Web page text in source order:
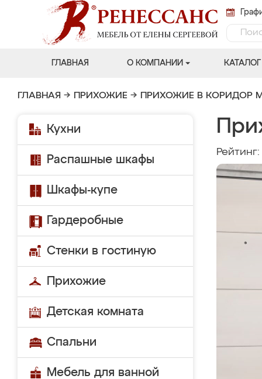
ГЛАВНАЯ О КОМПАНИИ КАТАЛОГ
ГЛАВНАЯ → ПРИХОЖИЕ → ПРИХОЖИЕ В КОРИДОР
Кухни
Распашные шкафы
Шкафы-купе
Гардеробные
Стенки в гостиную
Прихожие
Детская комната
Спальни
Мебель для ванной
Рейтинг: